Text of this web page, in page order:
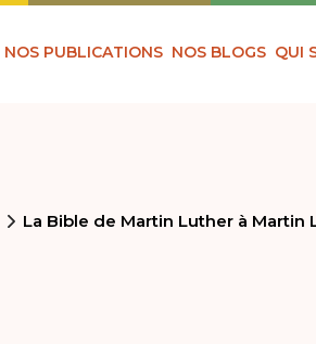
NOS PUBLICATIONS NOS BLOGS QUI
La Bible de Martin Luther à Martin